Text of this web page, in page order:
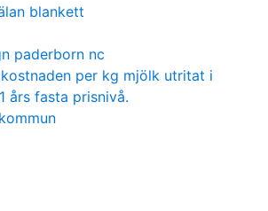
blankett
paderborn nc
per kg mjölk utritat i
års fasta prisnivå.